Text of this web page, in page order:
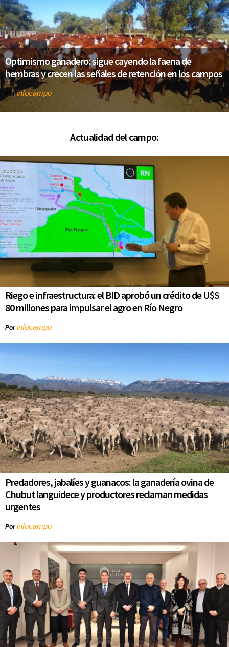
Optimismo ganadero: sigue cayendo la faena de
hembras y crecen las señales de retención en los campos
Porinfocampo
Actualidad del campo:
Riego e infraestructura: el BID aprobó un crédito de U$S
80 millones para impulsar el agro en Río Negro
Porinfocampo
Predadores, jabalíes y guanacos: la ganadería ovina de
Chubut languidece y productores reclaman medidas
urgentes
Porinfocampo